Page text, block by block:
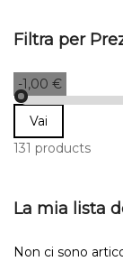
Filtra per
-1,00 €
Vai
131 products
La mia lista
Non ci sono